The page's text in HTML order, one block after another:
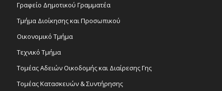
Γραφείο Δημοτικού Γραμματέα
Τμήμα Διοίκησης και Προσωπικού
Οικονομικό Τμήμα
Τεχνικό Τμήμα
Τομέας Αδειών Οικοδομής και Διαίρεσης Γης
Τομέας Κατασκευών & Συντήρησης